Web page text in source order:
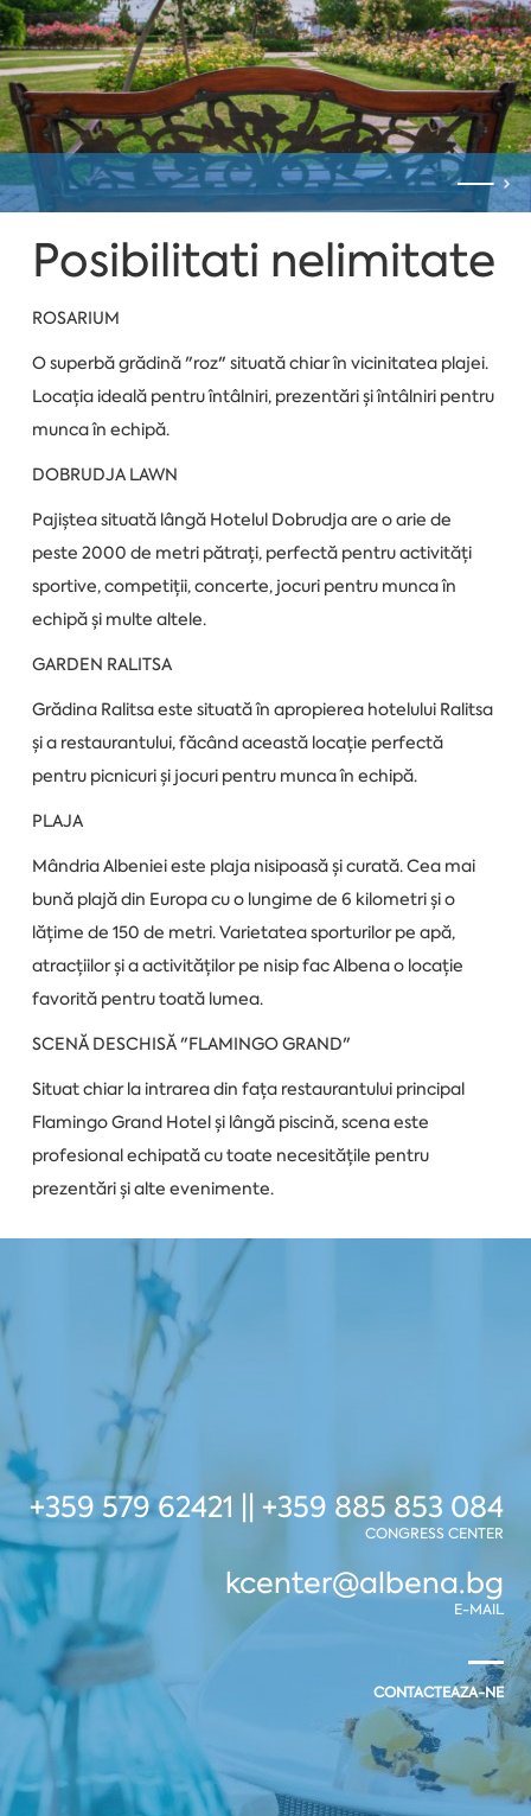
Posibilitati nelimitate
ROSARIUM
O superbă grădină "roz" situată chiar în vicinitatea plajei.
Locația ideală pentru întâlniri, prezentări și întâlniri pentru
munca în echipă.
DOBRUDJA LAWN
Pajiștea situată lângă Hotelul Dobrudja are o arie de
peste 2000 de metri pătrați, perfectă pentru activități
sportive, competiții, concerte, jocuri pentru munca în
echipă și multe altele.
GARDEN RALITSA
Grădina Ralitsa este situată în apropierea hotelului Ralitsa
și a restaurantului, făcând această locație perfectă
pentru picnicuri și jocuri pentru munca în echipă.
PLAJA
Mândria Albeniei este plaja nisipoasă și curată. Cea mai
bună plajă din Europa cu o lungime de 6 kilometri și o
lățime de 150 de metri. Varietatea sporturilor pe apă,
atracțiilor și a activităților pe nisip fac Albena o locație
favorită pentru toată lumea.
SCENĂ DESCHISĂ "FLAMINGO GRAND"
Situat chiar la intrarea din fața restaurantului principal
Flamingo Grand Hotel și lângă piscină, scena este
profesional echipată cu toate necesitățile pentru
prezentări și alte evenimente.
+359 579 62421 || +359 885 853 084
CONGRESS CENTER
kcenter@albena.bg
E-MAIL
CONTACTEAZA-NE